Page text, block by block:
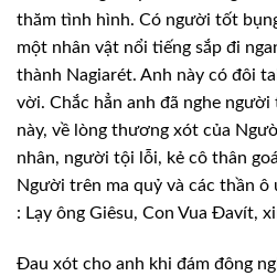
thăm tình hình. Có người tốt
một nhân vật nổi tiếng sắp đi
thành Nagiarét. Anh này có đôi
vời. Chắc hẳn anh đã nghe
này, về lòng thương xót của
nhân, người tội lỗi, kẻ cô thân
Người trên ma quỷ và các thần
: Lạy ông Giêsu, Con Vua Đavít,
Đau xót cho anh khi đám đông